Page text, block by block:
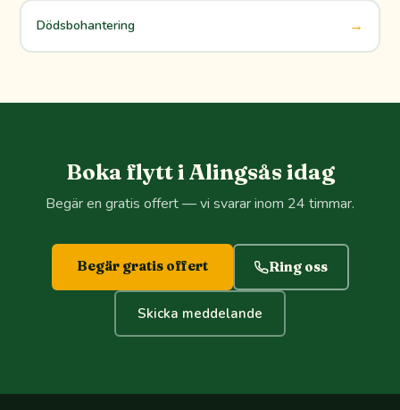
Dödsbohantering →
Boka flytt i Alingsås idag
Begär en gratis offert — vi svarar inom 24 timmar.
Begär gratis offert Ring oss
Skicka meddelande